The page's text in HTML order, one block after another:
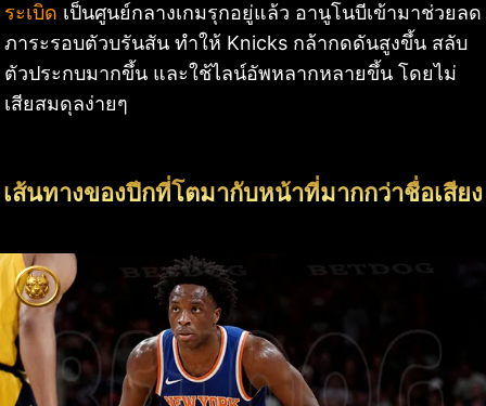
ระเบิด เป็นศูนย์กลางเกมรุกอยู่แล้ว อานูโนบีเข้ามาช่วยลด
ภาระรอบตัวบรันสัน ทำให้ Knicks กล้ากดดันสูงขึ้น สลับ
ตัวประกบมากขึ้น และใช้ไลน์อัพหลากหลายขึ้น โดยไม่
เสียสมดุลง่ายๆ
เส้นทางของปีกที่โตมากับหน้าที่มากกว่าชื่อเสียง